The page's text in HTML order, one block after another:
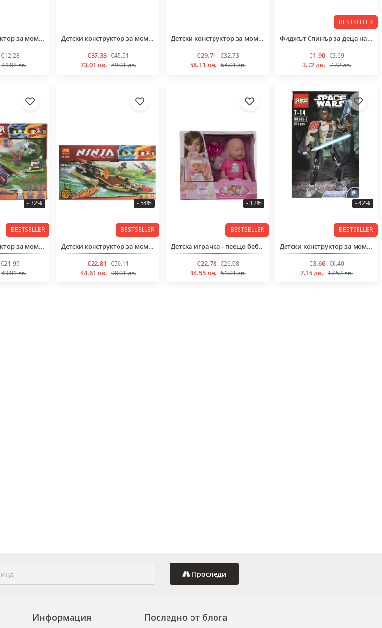
Детски конструктор за момчета над 6 години от 325 части
€12.28
24.02 лв.
Детски конструктор за момченца над 6 годинки от 611 части
€37.33 €45.51
73.01 лв. 89.01 лв.
Детски конструктор за момченца над 6 годинки от 539 части
€29.71 €32.73
58.11 лв. 64.01 лв.
BESTSELLER
Фиджът Спинър за деца над 6 годинки
€1.90 €3.69
3.72 лв. 7.22 лв.
BESTSELLER
Детски конструктор за момченца над 6 годинки от 343 части
€21.99
- 32%
43.01 лв.
BESTSELLER
Детски конструктор за момченца над 6 годинки от 378 части
€22.81 €50.11
- 54%
44.61 лв. 98.01 лв.
BESTSELLER
Детска играчка - пеещо бебе с гърне за момиченца над 3 години
€22.78 €26.08
- 12%
44.55 лв. 51.01 лв.
BESTSELLER
Детски конструктор за момченца над 6 годинки от 97 части
€3.66 €6.40
- 42%
7.16 лв. 12.52 лв.
Проследи
Информация Последно от блога